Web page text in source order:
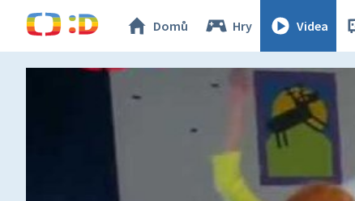
Domů Hry Videa